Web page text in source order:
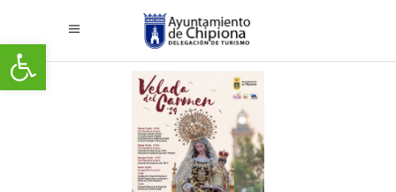
Abrir barra de herramientas